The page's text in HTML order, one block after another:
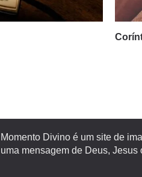
Momento Divino é um site de
uma mensagem de Deus,